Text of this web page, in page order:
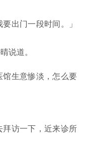
出门一段时间。」
说道。
生意惨淡，怎么要
访一下，近来诊所